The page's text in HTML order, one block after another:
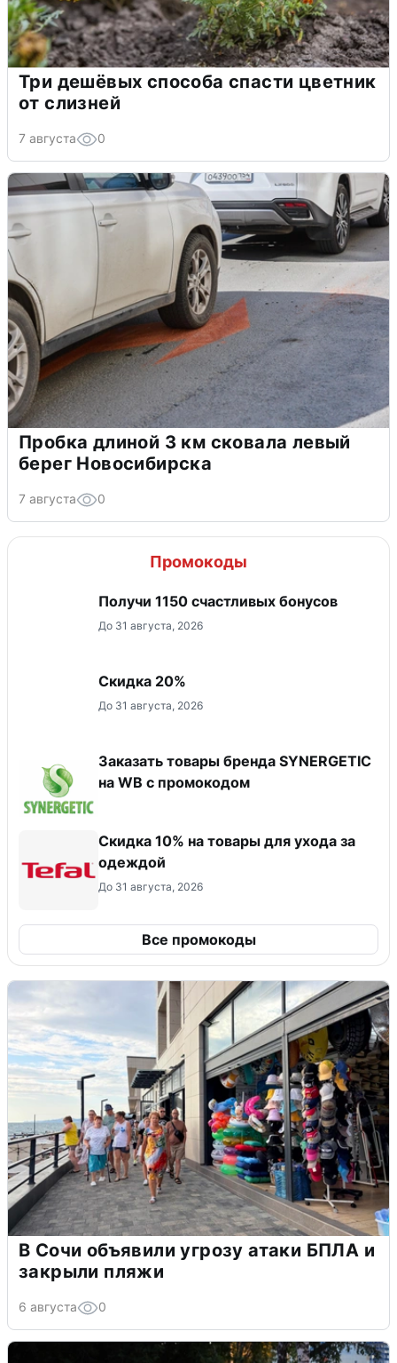
Три дешёвых способа спасти цветник
от слизней
7 августа 0
Пробка длиной 3 км сковала левый
берег Новосибирска
7 августа 0
Промокоды
Получи 1150 счастливых бонусов
До 31 августа, 2026
Скидка 20%
До 31 августа, 2026
Заказать товары бренда SYNERGETIC
на WB с промокодом
Скидка 10% на товары для ухода за
одеждой
До 31 августа, 2026
Все промокоды
В Сочи объявили угрозу атаки БПЛА и
закрыли пляжи
6 августа 0